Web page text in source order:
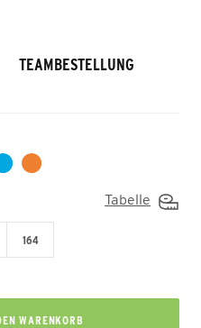
TEAMBESTELLUNG
Tabelle
164
WARENKORB